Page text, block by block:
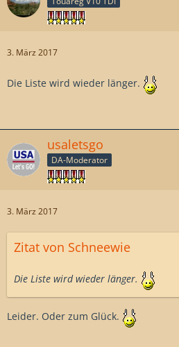
3. März 2017
Die Liste wird wieder länger.
usaletsgo
DA-Moderator
3. März 2017
Zitat von Schneewie
Die Liste wird wieder länger.
Leider. Oder zum Glück.